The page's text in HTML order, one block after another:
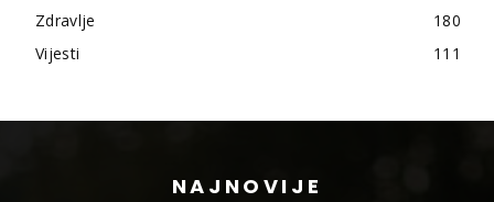
Zdravlje
180
Vijesti
111
NAJNOVIJE